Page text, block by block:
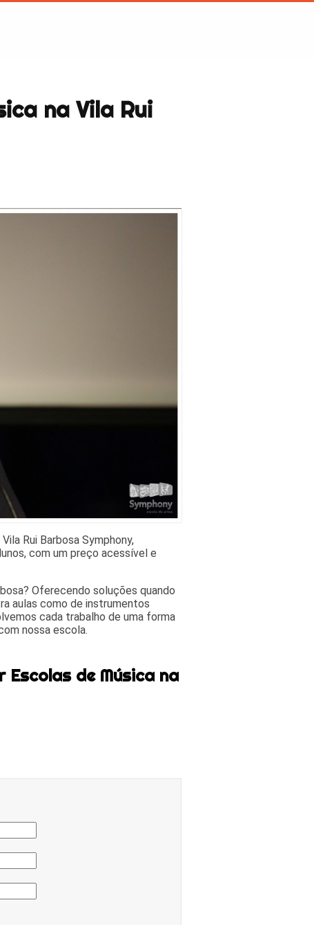
na Vila Rui
Rui Barbosa Symphony,
com um preço acessível e
Oferecendo soluções quando
aulas como de instrumentos
cada trabalho de uma forma
nossa escola.
Escolas de Música na